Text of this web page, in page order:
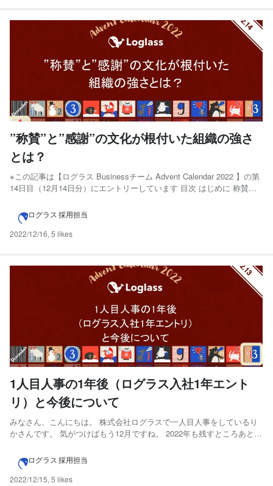
”称賛”と”感謝”の文化が根付いた組織の強さ
とは？
※この記事は【ログラス Businessチーム Advent Calendar 2022 】の第
14日目（12月14日分）にエントリーしています 目次 はじめに 称賛と
できる 積極的に行動できるようになる 組織に対するエンゲージメント
が高まる ...
ログラス 採用担当
2022/12/16, 5 likes
1人目人事の1年後（ログラス入社1年エント
リ）と今後について
みなさん、こんにちは。 株式会社ログラスで一人目人事をしているり
かさんです。 気がつけばもう12月ですね。 2022年も残すところあとわ
と感覚があいているnote、来年の目標は「もっと頻度高くnoteを書
く！」になりそうだなと思いながら書いています...
ログラス 採用担当
2022/12/15, 5 likes